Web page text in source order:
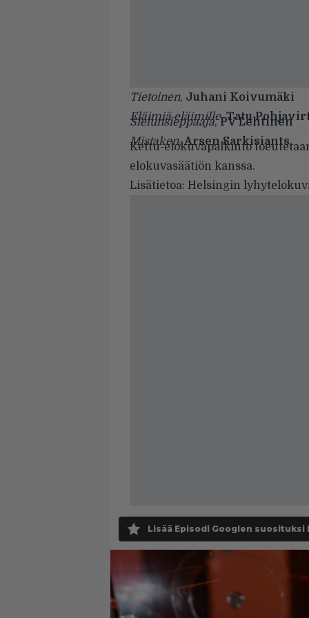
Tietoinen, Juhani Koivumäki
Eläimiä eläimille,Tatu
Sielunsieppaaja,PV Lehtinen
Mistaken,Arsen Sarkisiants
Kettu-elokuvapalkinto
elokuvasäätiön kanssa.
Lisätietoa: Helsingin
Lisää Episodi Googlen suosituksi